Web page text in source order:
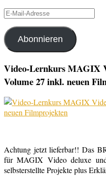
E-
Adresse
Abonnieren
Video-Lernkurs MAGIX
Volume 27 inkl. neuen
Achtung jetzt lieferbar!! Das
für MAGIX Video deluxe
selbsterstellte Projekte plus